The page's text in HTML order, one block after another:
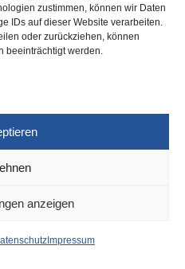
zustimmen, können wir Daten
IDs auf dieser Website verarbeiten.
oder zurückziehen, können
beeinträchtigt werden.
anzeigen
Impressum